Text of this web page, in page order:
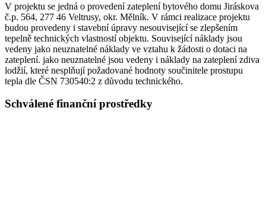
V projektu se jedná o provedení zateplení bytového domu Jiráskova
č.p. 564, 277 46 Veltrusy, okr. Mělník. V rámci realizace projektu
budou provedeny i stavební úpravy nesouvisející se zlepšením
tepelně technických vlastností objektu. Související náklady jsou
vedeny jako neuznatelné náklady ve vztahu k žádosti o dotaci na
zateplení. jako neuznatelné jsou vedeny i náklady na zateplení zdiva
lodžií, které nesplňují požadované hodnoty součinitele prostupu
tepla dle ČSN 730540:2 z důvodu technického.
Schválené finanční prostředky